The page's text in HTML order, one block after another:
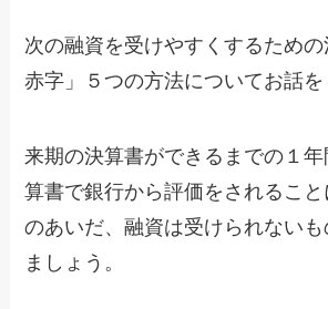
次の融資を受けやすくするための
赤字」５つの方法についてお話を
来期の決算書ができるまでの１
算書で銀行から評価をされるこ
のあいだ、融資は受けられないも
ましょう。